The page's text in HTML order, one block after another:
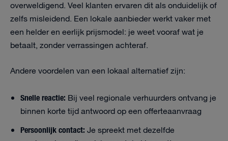
overweldigend. Veel klanten ervaren dit als onduidelijk of
zelfs misleidend. Een lokale aanbieder werkt vaker met
een helder en eerlijk prijsmodel: je weet vooraf wat je
betaalt, zonder verrassingen achteraf.
Andere voordelen van een lokaal alternatief zijn:
Snelle reactie: Bij veel regionale verhuurders ontvang je
binnen korte tijd antwoord op een offerteaanvraag
Persoonlijk contact: Je spreekt met dezelfde